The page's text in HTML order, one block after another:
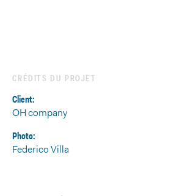
CRÉDITS DU PROJET
Client:
OH company
Photo:
Federico Villa